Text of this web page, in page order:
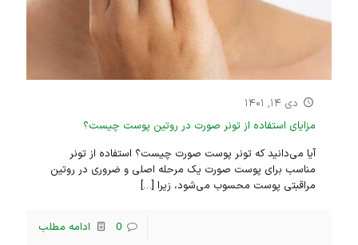
دی ۱۴, ۱۴۰۱
مزایای استفاده از تونر صورت در روتین پوست چیست؟
آیا می‌دانید که تونر پوست صورت چیست؟ استفاده از تونر
مناسب برای پوست صورت یک مرحله اصلی و ضروری در روتین
مراقبتی پوست محسوب می‌شود، زیرا […]
0 ادامه مطلب